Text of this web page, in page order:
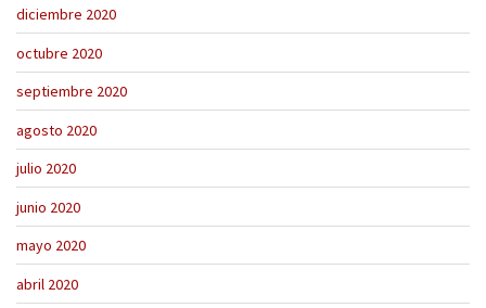
diciembre 2020
octubre 2020
septiembre 2020
agosto 2020
julio 2020
junio 2020
mayo 2020
abril 2020